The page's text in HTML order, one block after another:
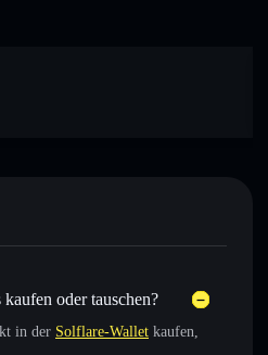
oder tauschen?
in der Solflare-Wallet kaufen,